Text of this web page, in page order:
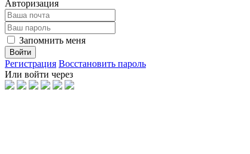
Авторизация
Запомнить меня
Войти
Регистрация Восстановить пароль
Или войти через